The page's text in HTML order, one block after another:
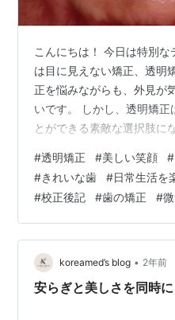
こんにちは！ 今日は特別
は目に見えない矯正、透明
正を悩みながらも、外見が
いです。 しかし、透明矯正
とができる素敵な選択肢に
が不揃いな形について心配
に気になり、特に笑みを浮
はないかと不安だったよう
明矯正治療を始めたんです
態を正確に診断することか
み合わせの状態を綿密に分
#透明矯正 #美しい笑顔 #
#きれいな歯 #日常生活を
#校正後記 #歯の矯正 #
koreamed’s blog • 2年前